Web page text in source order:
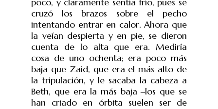
poco, y claramente sentía frío, pues se
cruzó los brazos sobre el pecho
intentando entrar en calor. Ahora que
la veían despierta y en pie, se dieron
cuenta de lo alta que era. Mediría
cosa de uno ochenta; era poco más
baja que Zaid, que era el más alto de
la tripulación, y le sacaba la cabeza a
Beth, que era la más baja‒los que se
han criado en órbita suelen ser de